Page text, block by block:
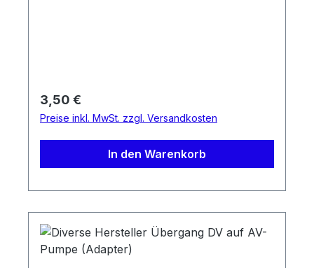
Regulärer Preis:
3,50 €
Preise inkl. MwSt. zzgl. Versandkosten
In den Warenkorb